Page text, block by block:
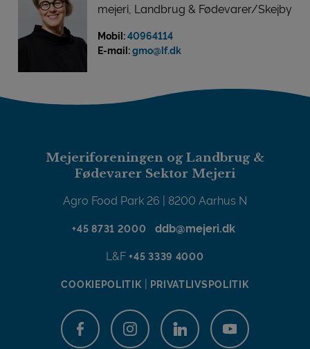
mejeri, Landbrug & Fødevarer/Skejby
Mobil:40964114
E-mail:gmo@lf.dk
Mejeriforeningen og Landbrug &
Fødevarer Sektor Mejeri
Agro Food Park 26 | 8200 Aarhus N
+45 8731 2000 ddb@mejeri.dk
L&F+45 3339 4000
COOKIEPOLITIK PRIVATLIVSPOLITIK